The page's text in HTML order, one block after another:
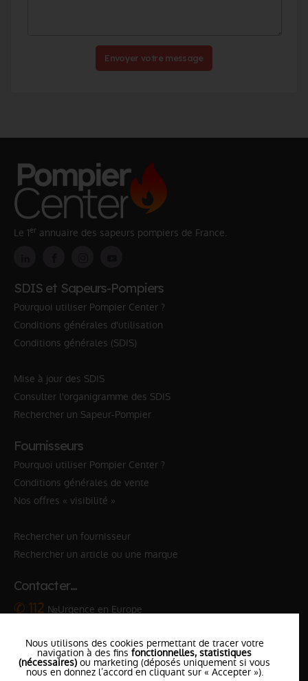
Envoyer votre message
Le 1er annuaire des sapeurs pompiers de France.
SDIS et Sapeurs-Pompiers
Pourquoi utiliser Pompier Center ?
Conditions générales d'utilisation
Conditions générales (SDIS)
Mise à jour des SDIS
Consulter l'organigramme des SDIS
Rechercher un Sapeur-Pompier
Fournisseurs
Pourquoi utiliser Pompier Center ?
Conditions générales de vente
Nos offres « visibilité »
Rechercher un fournisseur
Rechercher un article ou une marque
Contacter…
✆ 112 №Urgence en Europe
le SDISle plus proche
Nous utilisons des cookies permettant de tracer votre
navigation à des fins fonctionnelles, statistiques
(nécessaires) ou marketing (déposés uniquement si vous
nous en donnez l’accord en cliquant sur « Accepter »).